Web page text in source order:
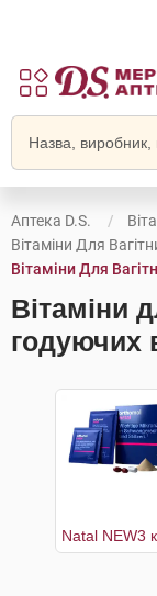
Аптека D.S.
Вітаміни Для
Вітаміни Для
Вітаміни
годуючих